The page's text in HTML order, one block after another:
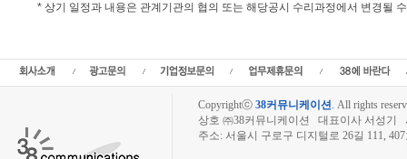
* 상기 일정과 내용은 관계기관의 협의 또는 해당공시 수리과정에서 변경될
Copyrightⓒ 38커뮤니케이션. All rights
상호 ㈜38커뮤니케이션 대표이사 서성기
주소: 서울시 구로구 디지털로 26길 111,